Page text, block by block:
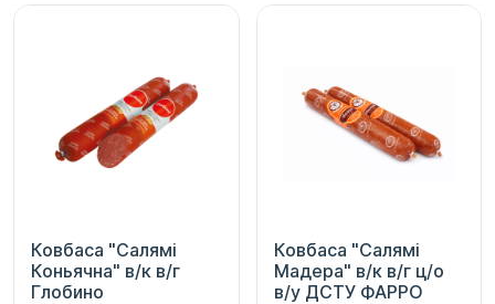
Ковбаса "Салямі
Коньячна" в/к в/г
Глобино
Ковбаса "Салямі
Мадера" в/к в/г ц/о
в/у ДСТУ ФАРРО